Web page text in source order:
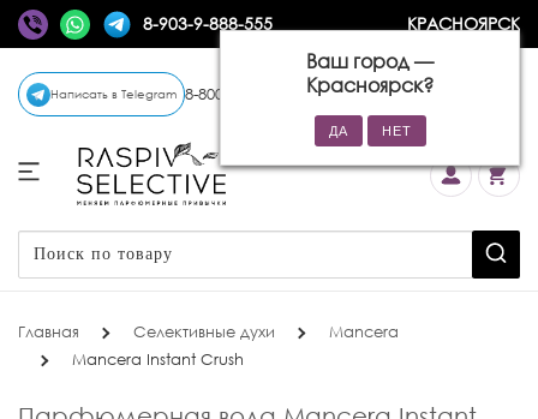
8-903-9-888-555 КРАСНОЯРСК
Ваш город —
Красноярск?
Написать в Telegram 8-800-770-72-34 (бесплатно)
Главная Селективные духи
Mancera
Mancera Instant Crush